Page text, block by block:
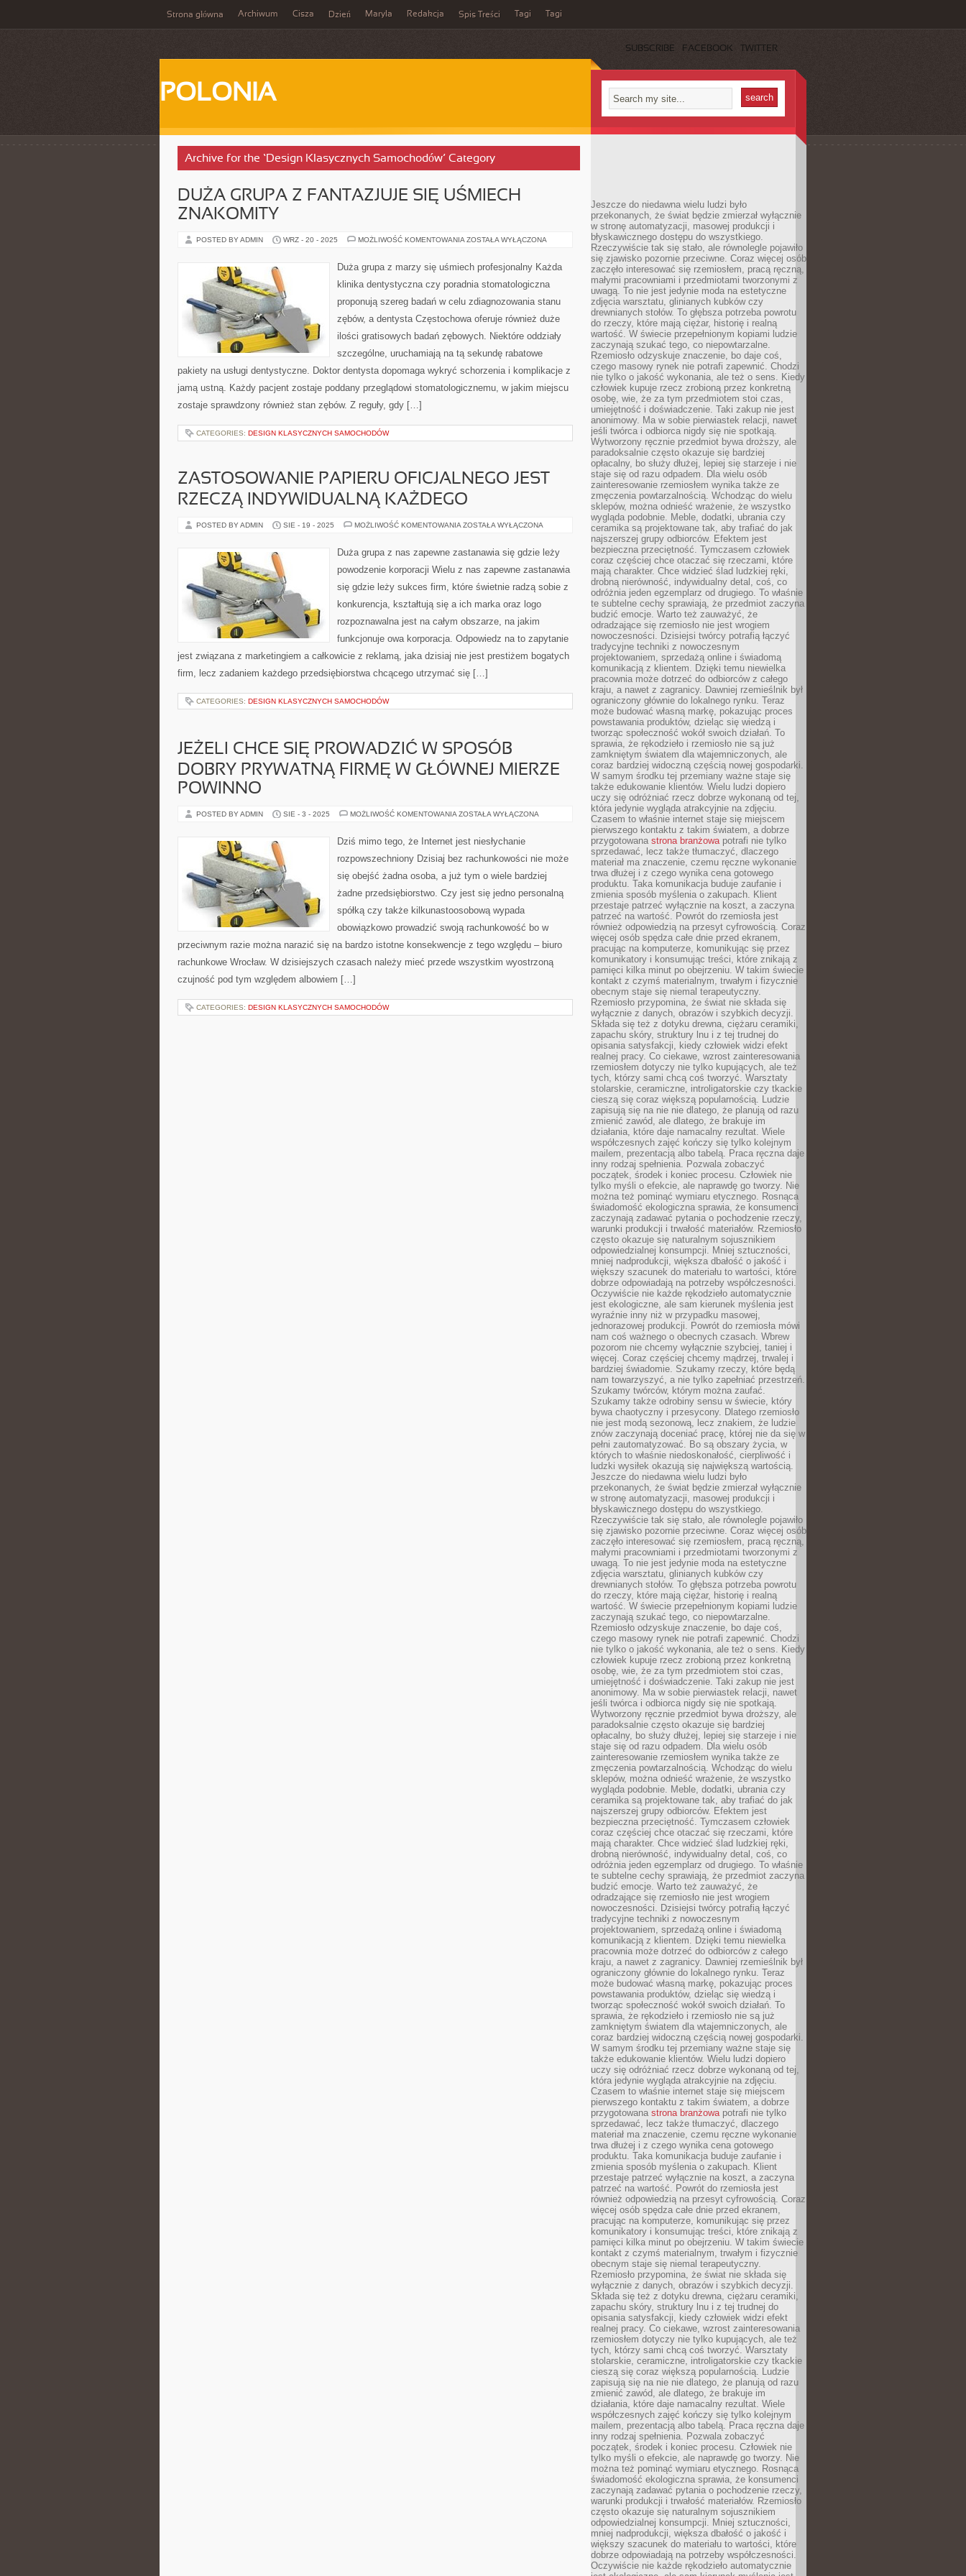
Strona główna Archiwum Cisza Dzień Maryla Redakcja Spis Treści Tagi Tagi
SUBSCRIBE FACEBOOK TWITTER
POLONIA
Archive for the ‘Design Klasycznych Samochodów’ Category
DUŻA GRUPA Z FANTAZJUJE SIĘ UŚMIECH
ZNAKOMITY
POSTED BY ADMIN WRZ - 20 - 2025 MOŻLIWOŚĆ KOMENTOWANIA DUŻA
FANTAZJUJE
SIĘ
ZNAKOMITY
ZOSTAŁA WYŁĄCZONA
Duża grupa z marzy się uśmiech profesjonalny Każda
klinika dentystyczna czy poradnia stomatologiczna
proponują szereg badań w celu zdiagnozowania stanu
zębów, a dentysta Częstochowa oferuje również duże
ilości gratisowych badań zębowych. Niektóre oddziały
szczególne, uruchamiają na tą sekundę rabatowe
pakiety na usługi dentystyczne. Doktor dentysta dopomaga wykryć schorzenia i komplikacje z
jamą ustną. Każdy pacjent zostaje poddany przeglądowi stomatologicznemu, w jakim miejscu
zostaje sprawdzony również stan zębów. Z reguły, gdy […]
CATEGORIES: DESIGN KLASYCZNYCH SAMOCHODÓW
ZASTOSOWANIE PAPIERU OFICJALNEGO JEST
RZECZĄ INDYWIDUALNĄ KAŻDEGO
POSTED BY ADMIN SIE - 19 - 2025 MOŻLIWOŚĆ KOMENTOWANIA ZASTOSOWANIE
JEST
RZECZĄ
KAŻDEGO
ZOSTAŁA WYŁĄCZONA
Duża grupa z nas zapewne zastanawia się gdzie leży
powodzenie korporacji Wielu z nas zapewne zastanawia
się gdzie leży sukces firm, które świetnie radzą sobie z
konkurencja, kształtują się a ich marka oraz logo
rozpoznawalna jest na całym obszarze, na jakim
funkcjonuje owa korporacja. Odpowiedz na to zapytanie
jest związana z marketingiem a całkowicie z reklamą, jaka dzisiaj nie jest prestiżem bogatych
firm, lecz zadaniem każdego przedsiębiorstwa chcącego utrzymać się […]
CATEGORIES: DESIGN KLASYCZNYCH SAMOCHODÓW
JEŻELI CHCE SIĘ PROWADZIĆ W SPOSÓB
DOBRY PRYWATNĄ FIRMĘ W GŁÓWNEJ MIERZE
POWINNO
POSTED BY ADMIN SIE - 3 - 2025 MOŻLIWOŚĆ KOMENTOWANIA JEŻELI
PROWADZIĆ
W
DOBRY
FIRMĘ
GŁÓWNEJ
MIERZE
POWINNO
ZOSTAŁA WYŁĄCZONA
Dziś mimo tego, że Internet jest niesłychanie
rozpowszechniony Dzisiaj bez rachunkowości nie może
się obejść żadna osoba, a już tym o wiele bardziej
żadne przedsiębiorstwo. Czy jest się jedno personalną
spółką czy także kilkunastoosobową wypada
obowiązkowo prowadzić swoją rachunkowość bo w
przeciwnym razie można narazić się na bardzo istotne konsekwencje z tego względu – biuro
rachunkowe Wrocław. W dzisiejszych czasach należy mieć przede wszystkim wyostrzoną
czujność pod tym względem albowiem […]
CATEGORIES: DESIGN KLASYCZNYCH SAMOCHODÓW
Jeszcze do niedawna wielu ludzi było
przekonanych, że świat będzie zmierzał wyłącznie
w stronę automatyzacji, masowej produkcji i
błyskawicznego dostępu do wszystkiego.
Rzeczywiście tak się stało, ale równolegle pojawiło
się zjawisko pozornie przeciwne. Coraz więcej osób
zaczęło interesować się rzemiosłem, pracą ręczną,
małymi pracowniami i przedmiotami tworzonymi z
uwagą. To nie jest jedynie moda na estetyczne
zdjęcia warsztatu, glinianych kubków czy
drewnianych stołów. To głębsza potrzeba powrotu
do rzeczy, które mają ciężar, historię i realną
wartość. W świecie przepełnionym kopiami ludzie
zaczynają szukać tego, co niepowtarzalne.
Rzemiosło odzyskuje znaczenie, bo daje coś,
czego masowy rynek nie potrafi zapewnić. Chodzi
nie tylko o jakość wykonania, ale też o sens. Kiedy
człowiek kupuje rzecz zrobioną przez konkretną
osobę, wie, że za tym przedmiotem stoi czas,
umiejętność i doświadczenie. Taki zakup nie jest
anonimowy. Ma w sobie pierwiastek relacji, nawet
jeśli twórca i odbiorca nigdy się nie spotkają.
Wytworzony ręcznie przedmiot bywa droższy, ale
paradoksalnie często okazuje się bardziej
opłacalny, bo służy dłużej, lepiej się starzeje i nie
staje się od razu odpadem. Dla wielu osób
zainteresowanie rzemiosłem wynika także ze
zmęczenia powtarzalnością. Wchodząc do wielu
sklepów, można odnieść wrażenie, że wszystko
wygląda podobnie. Meble, dodatki, ubrania czy
ceramika są projektowane tak, aby trafiać do jak
najszerszej grupy odbiorców. Efektem jest
bezpieczna przeciętność. Tymczasem człowiek
coraz częściej chce otaczać się rzeczami, które
mają charakter. Chce widzieć ślad ludzkiej ręki,
drobną nierówność, indywidualny detal, coś, co
odróżnia jeden egzemplarz od drugiego. To właśnie
te subtelne cechy sprawiają, że przedmiot zaczyna
budzić emocje. Warto też zauważyć, że
odradzające się rzemiosło nie jest wrogiem
nowoczesności. Dzisiejsi twórcy potrafią łączyć
tradycyjne techniki z nowoczesnym
projektowaniem, sprzedażą online i świadomą
komunikacją z klientem. Dzięki temu niewielka
pracownia może dotrzeć do odbiorców z całego
kraju, a nawet z zagranicy. Dawniej rzemieślnik był
ograniczony głównie do lokalnego rynku. Teraz
może budować własną markę, pokazując proces
powstawania produktów, dzieląc się wiedzą i
tworząc społeczność wokół swoich działań. To
sprawia, że rękodzieło i rzemiosło nie są już
zamkniętym światem dla wtajemniczonych, ale
coraz bardziej widoczną częścią nowej gospodarki.
W samym środku tej przemiany ważne staje się
także edukowanie klientów. Wielu ludzi dopiero
uczy się odróżniać rzecz dobrze wykonaną od tej,
która jedynie wygląda atrakcyjnie na zdjęciu.
Czasem to właśnie internet staje się miejscem
pierwszego kontaktu z takim światem, a dobrze
przygotowana strona branżowapotrafi nie tylko
sprzedawać, lecz także tłumaczyć, dlaczego
materiał ma znaczenie, czemu ręczne wykonanie
trwa dłużej i z czego wynika cena gotowego
produktu. Taka komunikacja buduje zaufanie i
zmienia sposób myślenia o zakupach. Klient
przestaje patrzeć wyłącznie na koszt, a zaczyna
patrzeć na wartość. Powrót do rzemiosła jest
również odpowiedzią na przesyt cyfrowością. Coraz
więcej osób spędza całe dnie przed ekranem,
pracując na komputerze, komunikując się przez
komunikatory i konsumując treści, które znikają z
pamięci kilka minut po obejrzeniu. W takim świecie
kontakt z czymś materialnym, trwałym i fizycznie
obecnym staje się niemal terapeutyczny.
Rzemiosło przypomina, że świat nie składa się
wyłącznie z danych, obrazów i szybkich decyzji.
Składa się też z dotyku drewna, ciężaru ceramiki,
zapachu skóry, struktury lnu i z tej trudnej do
opisania satysfakcji, kiedy człowiek widzi efekt
realnej pracy. Co ciekawe, wzrost zainteresowania
rzemiosłem dotyczy nie tylko kupujących, ale też
tych, którzy sami chcą coś tworzyć. Warsztaty
stolarskie, ceramiczne, introligatorskie czy tkackie
cieszą się coraz większą popularnością. Ludzie
zapisują się na nie nie dlatego, że planują od razu
zmienić zawód, ale dlatego, że brakuje im
działania, które daje namacalny rezultat. Wiele
współczesnych zajęć kończy się tylko kolejnym
mailem, prezentacją albo tabelą. Praca ręczna daje
inny rodzaj spełnienia. Pozwala zobaczyć
początek, środek i koniec procesu. Człowiek nie
tylko myśli o efekcie, ale naprawdę go tworzy. Nie
można też pominąć wymiaru etycznego. Rosnąca
świadomość ekologiczna sprawia, że konsumenci
zaczynają zadawać pytania o pochodzenie rzeczy,
warunki produkcji i trwałość materiałów. Rzemiosło
często okazuje się naturalnym sojusznikiem
odpowiedzialnej konsumpcji. Mniej sztuczności,
mniej nadprodukcji, większa dbałość o jakość i
większy szacunek do materiału to wartości, które
dobrze odpowiadają na potrzeby współczesności.
Oczywiście nie każde rękodzieło automatycznie
jest ekologiczne, ale sam kierunek myślenia jest
wyraźnie inny niż w przypadku masowej,
jednorazowej produkcji. Powrót do rzemiosła mówi
nam coś ważnego o obecnych czasach. Wbrew
pozorom nie chcemy wyłącznie szybciej, taniej i
więcej. Coraz częściej chcemy mądrzej, trwalej i
bardziej świadomie. Szukamy rzeczy, które będą
nam towarzyszyć, a nie tylko zapełniać przestrzeń.
Szukamy twórców, którym można zaufać.
Szukamy także odrobiny sensu w świecie, który
bywa chaotyczny i przesycony. Dlatego rzemiosło
nie jest modą sezonową, lecz znakiem, że ludzie
znów zaczynają doceniać pracę, której nie da się w
pełni zautomatyzować. Bo są obszary życia, w
których to właśnie niedoskonałość, cierpliwość i
ludzki wysiłek okazują się największą wartością.
Jeszcze do niedawna wielu ludzi było
przekonanych, że świat będzie zmierzał wyłącznie
w stronę automatyzacji, masowej produkcji i
błyskawicznego dostępu do wszystkiego.
Rzeczywiście tak się stało, ale równolegle pojawiło
się zjawisko pozornie przeciwne. Coraz więcej osób
zaczęło interesować się rzemiosłem, pracą ręczną,
małymi pracowniami i przedmiotami tworzonymi z
uwagą. To nie jest jedynie moda na estetyczne
zdjęcia warsztatu, glinianych kubków czy
drewnianych stołów. To głębsza potrzeba powrotu
do rzeczy, które mają ciężar, historię i realną
wartość. W świecie przepełnionym kopiami ludzie
zaczynają szukać tego, co niepowtarzalne.
Rzemiosło odzyskuje znaczenie, bo daje coś,
czego masowy rynek nie potrafi zapewnić. Chodzi
nie tylko o jakość wykonania, ale też o sens. Kiedy
człowiek kupuje rzecz zrobioną przez konkretną
osobę, wie, że za tym przedmiotem stoi czas,
umiejętność i doświadczenie. Taki zakup nie jest
anonimowy. Ma w sobie pierwiastek relacji, nawet
jeśli twórca i odbiorca nigdy się nie spotkają.
Wytworzony ręcznie przedmiot bywa droższy, ale
paradoksalnie często okazuje się bardziej
opłacalny, bo służy dłużej, lepiej się starzeje i nie
staje się od razu odpadem. Dla wielu osób
zainteresowanie rzemiosłem wynika także ze
zmęczenia powtarzalnością. Wchodząc do wielu
sklepów, można odnieść wrażenie, że wszystko
wygląda podobnie. Meble, dodatki, ubrania czy
ceramika są projektowane tak, aby trafiać do jak
najszerszej grupy odbiorców. Efektem jest
bezpieczna przeciętność. Tymczasem człowiek
coraz częściej chce otaczać się rzeczami, które
mają charakter. Chce widzieć ślad ludzkiej ręki,
drobną nierówność, indywidualny detal, coś, co
odróżnia jeden egzemplarz od drugiego. To właśnie
te subtelne cechy sprawiają, że przedmiot zaczyna
budzić emocje. Warto też zauważyć, że
odradzające się rzemiosło nie jest wrogiem
nowoczesności. Dzisiejsi twórcy potrafią łączyć
tradycyjne techniki z nowoczesnym
projektowaniem, sprzedażą online i świadomą
komunikacją z klientem. Dzięki temu niewielka
pracownia może dotrzeć do odbiorców z całego
kraju, a nawet z zagranicy. Dawniej rzemieślnik był
ograniczony głównie do lokalnego rynku. Teraz
może budować własną markę, pokazując proces
powstawania produktów, dzieląc się wiedzą i
tworząc społeczność wokół swoich działań. To
sprawia, że rękodzieło i rzemiosło nie są już
zamkniętym światem dla wtajemniczonych, ale
coraz bardziej widoczną częścią nowej gospodarki.
W samym środku tej przemiany ważne staje się
także edukowanie klientów. Wielu ludzi dopiero
uczy się odróżniać rzecz dobrze wykonaną od tej,
która jedynie wygląda atrakcyjnie na zdjęciu.
Czasem to właśnie internet staje się miejscem
pierwszego kontaktu z takim światem, a dobrze
przygotowana strona branżowapotrafi nie tylko
sprzedawać, lecz także tłumaczyć, dlaczego
materiał ma znaczenie, czemu ręczne wykonanie
trwa dłużej i z czego wynika cena gotowego
produktu. Taka komunikacja buduje zaufanie i
zmienia sposób myślenia o zakupach. Klient
przestaje patrzeć wyłącznie na koszt, a zaczyna
patrzeć na wartość. Powrót do rzemiosła jest
również odpowiedzią na przesyt cyfrowością. Coraz
więcej osób spędza całe dnie przed ekranem,
pracując na komputerze, komunikując się przez
komunikatory i konsumując treści, które znikają z
pamięci kilka minut po obejrzeniu. W takim świecie
kontakt z czymś materialnym, trwałym i fizycznie
obecnym staje się niemal terapeutyczny.
Rzemiosło przypomina, że świat nie składa się
wyłącznie z danych, obrazów i szybkich decyzji.
Składa się też z dotyku drewna, ciężaru ceramiki,
zapachu skóry, struktury lnu i z tej trudnej do
opisania satysfakcji, kiedy człowiek widzi efekt
realnej pracy. Co ciekawe, wzrost zainteresowania
rzemiosłem dotyczy nie tylko kupujących, ale też
tych, którzy sami chcą coś tworzyć. Warsztaty
stolarskie, ceramiczne, introligatorskie czy tkackie
cieszą się coraz większą popularnością. Ludzie
zapisują się na nie nie dlatego, że planują od razu
zmienić zawód, ale dlatego, że brakuje im
działania, które daje namacalny rezultat. Wiele
współczesnych zajęć kończy się tylko kolejnym
mailem, prezentacją albo tabelą. Praca ręczna daje
inny rodzaj spełnienia. Pozwala zobaczyć
początek, środek i koniec procesu. Człowiek nie
tylko myśli o efekcie, ale naprawdę go tworzy. Nie
można też pominąć wymiaru etycznego. Rosnąca
świadomość ekologiczna sprawia, że konsumenci
zaczynają zadawać pytania o pochodzenie rzeczy,
warunki produkcji i trwałość materiałów. Rzemiosło
często okazuje się naturalnym sojusznikiem
odpowiedzialnej konsumpcji. Mniej sztuczności,
mniej nadprodukcji, większa dbałość o jakość i
większy szacunek do materiału to wartości, które
dobrze odpowiadają na potrzeby współczesności.
Oczywiście nie każde rękodzieło automatycznie